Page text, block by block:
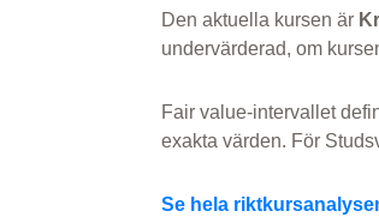
Den aktuella kursen är
undervärderad, om
Fair value-intervallet
exakta värden. För
Se hela